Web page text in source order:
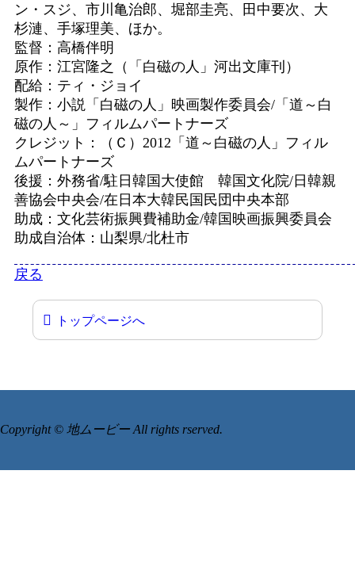
ン・スジ、市川亀治郎、堀部圭亮、田中要次、大
杉漣、手塚理美、ほか。
監督：高橋伴明
原作：江宮隆之（「白磁の人」河出文庫刊）
配給：ティ・ジョイ
製作：小説「白磁の人」映画製作委員会/「道～白
磁の人～」フィルムパートナーズ
クレジット：（Ｃ）2012「道～白磁の人」フィル
ムパートナーズ
後援：外務省/駐日韓国大使館 韓国文化院/日韓親
善協会中央会/在日本大韓民国民団中央本部
助成：文化芸術振興費補助金/韓国映画振興委員会
助成自治体：山梨県/北杜市
戻る
トップページへ
Copyright © 地ムービー All rights rserved.